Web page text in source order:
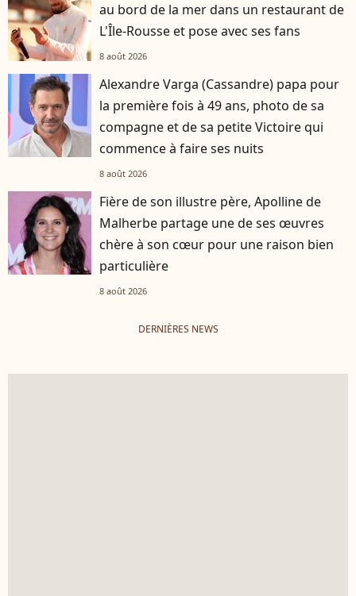
au bord de la mer dans un restaurant de
L'Île-Rousse et pose avec ses fans
8 août 2026
Alexandre Varga (Cassandre) papa pour
la première fois à 49 ans, photo de sa
compagne et de sa petite Victoire qui
commence à faire ses nuits
8 août 2026
Fière de son illustre père, Apolline de
Malherbe partage une de ses œuvres
chère à son cœur pour une raison bien
particulière
8 août 2026
DERNIÈRES NEWS